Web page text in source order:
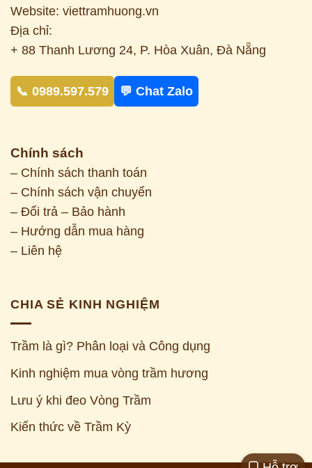
Website: viettramhuong.vn
Địa chỉ:
+ 88 Thanh Lương 24, P. Hòa Xuân, Đà Nẵng
📞 0989.597.579 💬 Chat Zalo
Chính sách
– Chính sách thanh toán
– Chính sách vận chuyển
– Đổi trả – Bảo hành
– Hướng dẫn mua hàng
– Liên hệ
CHIA SẺ KINH NGHIỆM
Trầm là gì? Phân loại và Công dụng
Kinh nghiệm mua vòng trầm hương
Lưu ý khi đeo Vòng Trầm
Kiến thức về Trầm Kỳ